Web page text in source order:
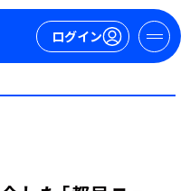
ログイン